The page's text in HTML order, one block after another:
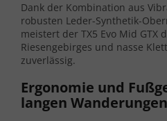
Dank der Kombination aus
robusten Leder-Synthetik-
meistert der TX5 Evo Mid GTX
Riesengebirges und nasse
zuverlässig.
Ergonomie und
langen Wanderungen